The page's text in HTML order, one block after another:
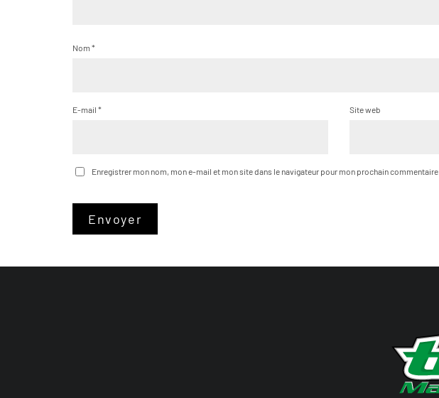
Nom *
E-mail * Site web
Enregistrer mon nom, mon e-mail et mon site dans le navigateur pour mon prochain commentaire.